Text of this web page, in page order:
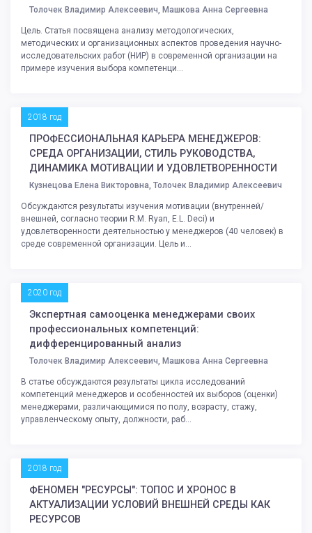
Толочек Владимир Алексеевич, Машкова Анна Сергеевна
Цель. Статья посвящена анализу методологических,
методических и организационных аспектов проведения научно-
исследовательских работ (НИР) в современной организации на
примере изучения выбора компетенци...
2018 год
ПРОФЕССИОНАЛЬНАЯ КАРЬЕРА МЕНЕДЖЕРОВ:
СРЕДА ОРГАНИЗАЦИИ, СТИЛЬ РУКОВОДСТВА,
ДИНАМИКА МОТИВАЦИИ И УДОВЛЕТВОРЕННОСТИ
Кузнецова Елена Викторовна, Толочек Владимир Алексеевич
Обсуждаются результаты изучения мотивации (внутренней/
внешней, согласно теории R.M. Ryan, E.L. Deci) и
удовлетворенности деятельностью у менеджеров (40 человек) в
среде современной организации. Цель и...
2020 год
Экспертная самооценка менеджерами своих
профессиональных компетенций:
дифференцированный анализ
Толочек Владимир Алексеевич, Машкова Анна Сергеевна
В статье обсуждаются результаты цикла исследований
компетенций менеджеров и особенностей их выборов (оценки)
менеджерами, различающимися по полу, возрасту, стажу,
управленческому опыту, должности, раб...
2018 год
ФЕНОМЕН "РЕСУРСЫ": ТОПОС И ХРОНОС В
АКТУАЛИЗАЦИИ УСЛОВИЙ ВНЕШНЕЙ СРЕДЫ КАК
РЕСУРСОВ